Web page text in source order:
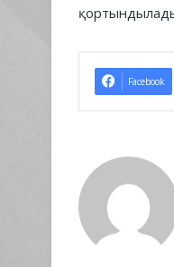
Facebook